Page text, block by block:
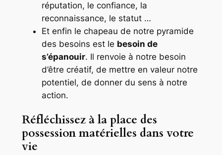
réputation, le confiance, la
reconnaissance, le statut …
Et enfin le chapeau de notre pyramide
des besoins est le besoin de
s’épanouir. Il renvoie à notre besoin
d’être créatif, de mettre en valeur notre
potentiel, de donner du sens à notre
action.
Réfléchissez à la place des
possession matérielles dans votre
vie